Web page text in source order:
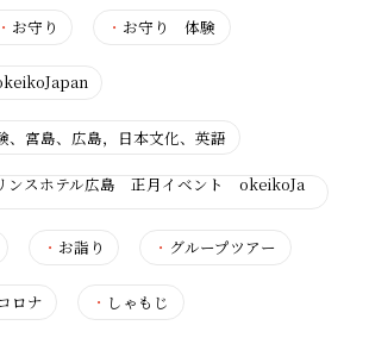
・ お守り ・ お守り 体験
、宮島、広島，日本文化、英語
ンスホテル広島 正月イベント okeikoJa
・ お詣り ・ グループツアー
コロナ ・ しゃもじ